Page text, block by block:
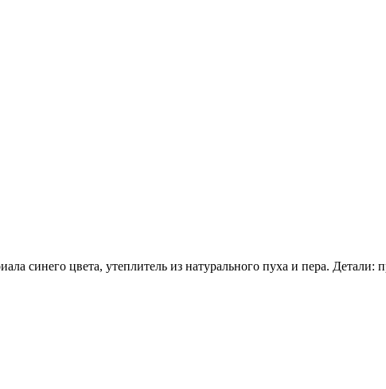
синего цвета, утеплитель из натурального пуха и пера.